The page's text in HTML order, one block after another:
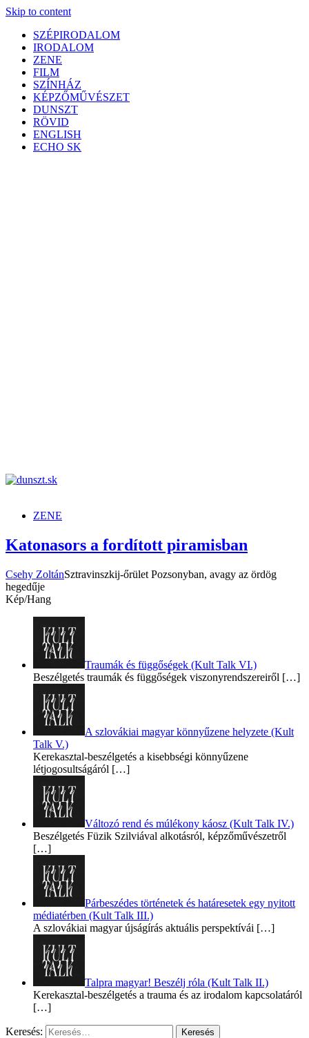
Skip to content
SZÉPIRODALOM
IRODALOM
ZENE
FILM
SZÍNHÁZ
KÉPZŐMŰVÉSZET
DUNSZT
RÖVID
ENGLISH
ECHO SK
ZENE
Katonasors a fordított piramisban
Csehy ZoltánSztravinszkij-őrület Pozsonyban, avagy az ördög
hegedűje
Kép/Hang
Traumák és függőségek (Kult Talk VI.)
Beszélgetés traumák és függőségek viszonyrendszereiről […]
A szlovákiai magyar könnyűzene helyzete (Kult
Talk V.)
Kerekasztal-beszélgetés a kisebbségi könnyűzene
létjogosultságáról […]
Változó rend és múlékony káosz (Kult Talk IV.)
Beszélgetés Füzik Szilviával alkotásról, képzőművészetről
[…]
Párbeszédes történetek és határesetek egy nyitott
médiatérben (Kult Talk III.)
A szlovákiai magyar újságírás aktuális perspektívái […]
Talpra magyar! Beszélj róla (Kult Talk II.)
Kerekasztal-beszélgetés a trauma és az irodalom kapcsolatáról
[…]
Keresés: